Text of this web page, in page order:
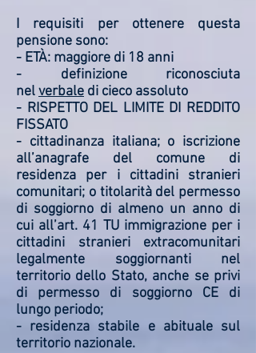
I requisiti per ottenere questa
pensione sono:
- ETÀ: maggiore di 18 anni
- definizione riconosciuta
nelverbale di cieco assoluto
- RISPETTO DEL LIMITE DI REDDITO
FISSATO
- cittadinanza italiana; o iscrizione
all’anagrafe del comune di
residenza per i cittadini stranieri
comunitari; o titolarità del permesso
di soggiorno di almeno un anno di
cui all’art. 41 TU immigrazione per i
cittadini stranieri extracomunitari
legalmente soggiornanti nel
territorio dello Stato, anche se privi
di permesso di soggiorno CE di
lungo periodo;
- residenza stabile e abituale sul
territorio nazionale.